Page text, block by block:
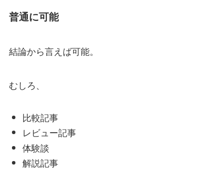
普通に可能
結論から言えば可能。
むしろ、
比較記事
レビュー記事
体験談
解説記事